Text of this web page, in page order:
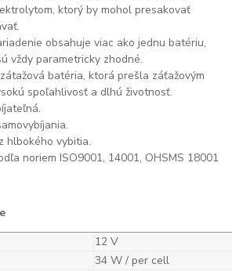
ktorý by mohol presakovať
obsahuje viac ako jednu batériu,
vždy parametricky zhodné.
batéria, ktorá prešla záťažovým
spoľahlivosť a dlhú životnosť.
hlbokého vybitia.
noriem ISO9001, 14001, OHSMS 18001
12 V
34 W / per cell